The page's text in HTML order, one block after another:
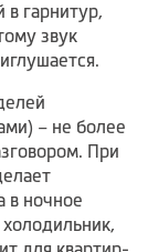
в гарнитур,
звук
– не более
При
в ночное